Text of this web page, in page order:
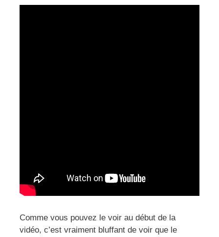
Comme vous pouvez le voir au début de la
vidéo, c’est vraiment bluffant de voir que le